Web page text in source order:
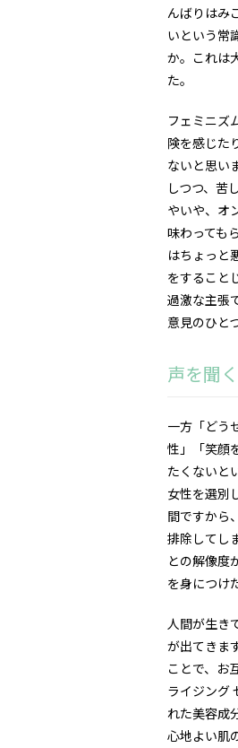
んばりはみ
いという常
か。これは
た。
フェミニズ
険を感じた
ないと思い
しつつ、苦
やいや、オ
味わっても
はちょっと
をすること
過激な主張
意見のひと
声を聞
一方「どう
性」「笑顔
たくないと
女性を選別
間ですから
排除してし
との解像度
を身につけ
人間が生き
が出てきま
ことで、お
ライジング
れた美容成
心地よい肌